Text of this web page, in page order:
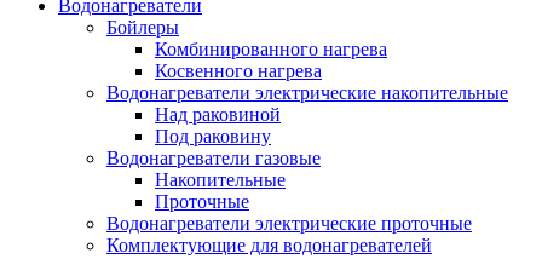
Водонагреватели
Бойлеры
Комбинированного нагрева
Косвенного нагрева
Водонагреватели электрические накопительные
Над раковиной
Под раковину
Водонагреватели газовые
Накопительные
Проточные
Водонагреватели электрические проточные
Комплектующие для водонагревателей